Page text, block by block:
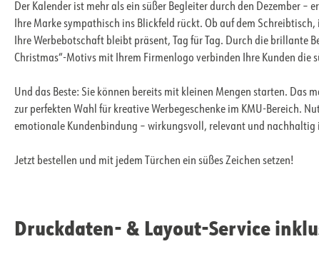
Der Kalender ist mehr als ein süßer Begleiter durch den Dezember –
Ihre Marke sympathisch ins Blickfeld rückt. Ob auf dem
Ihre Werbebotschaft bleibt präsent, Tag für Tag. Durch die brillante
Christmas“-Motivs mit Ihrem Firmenlogo verbinden Ihre Kunden die
Und das Beste: Sie können bereits mit kleinen Mengen starten. Das
zur perfekten Wahl für kreative Werbegeschenke im KMU-Bereich.
emotionale Kundenbindung – wirkungsvoll, relevant und nachhaltig
Jetzt bestellen und mit jedem Türchen ein süßes Zeichen setzen!
Druckdaten- & Layout-Service